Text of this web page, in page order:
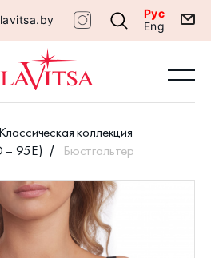
Рус
Eng
Классическая коллекция
– 95E)
Бюстгальтер